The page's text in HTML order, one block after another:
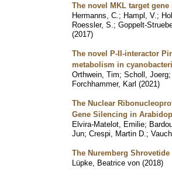
The novel MKL target
Hermanns, C. ; Hampl, V. ;
Roessler, S. ; Goppelt-
(2017)
The novel P-II-interactor
metabolism in
Orthwein, Tim; Scholl, Joerg
Forchhammer, Karl (2021)
The Nuclear
Gene Silencing in
Elvira-Matelot, Emilie;
Jun; Crespi, Martin D. ;
The Nuremberg
Lüpke, Beatrice von (2018)